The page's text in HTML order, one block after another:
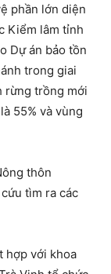
phần lớn diện
Kiểm lâm tỉnh
Dự án bảo tồn
trong giai
rừng trồng mới
55% và vùng
thôn
tìm ra các
hợp với khoa